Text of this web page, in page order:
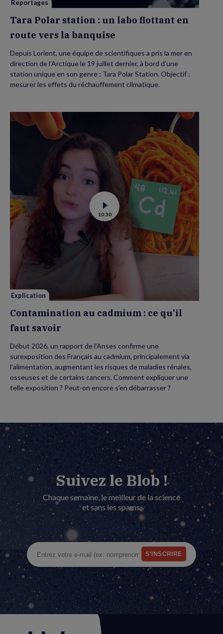
la
Reportages
Tara Polar station : un labo flottant en
route vers la banquise
Depuis Lorient, une équipe de scientifiques a pris la mer en
direction de l’Arctique le 19 juillet dernier, à bord d’une
station unique en son genre : Tara Polar Station. Objectif :
mesurer les effets du réchauffement climatique.
Voir
la
vidéo
Contamination
au
cadmium :
ce
savoir
10:30
Explication
Contamination au cadmium : ce qu’il
faut savoir
Début 2026, un rapport de l’Anses confirme une
surexposition des Français au cadmium, principalement via
l’alimentation, augmentant les risques de maladies rénales,
osseuses et de certains cancers. Comment expliquer une
telle exposition ? Peut-on encore s’en débarrasser ?
Suivez le Blob !
Chaque semaine, le meilleur de la science
et sans les spams.